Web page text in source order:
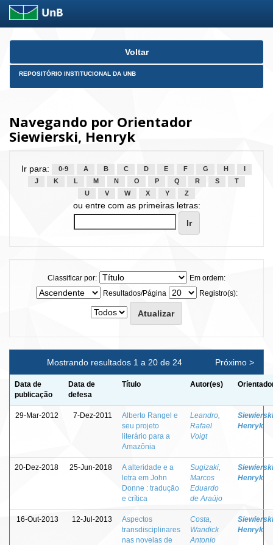
Skip
Voltar
REPOSITÓRIO INSTITUCIONAL DA UNB
Navegando por Orientador
Siewierski, Henryk
Ir para: 0-9 A B C D E F G H
J
K L M N O P Q R S
T
U
V W X Y Z
ou entre com as primeiras letras:
Classificar por:
Em ordem:
Resultados/Página
Registro(s):
Mostrando resultados 1 a 20 de 24 Próximo >
Data de
publicação
Data de
defesa
Título Autor(es)
29-Mar-2012 7-Dez-2011
Alberto Rangel e
seu projeto
literário para a
Amazônia
Leandro,
Rafael
Voigt
Henryk
20-Dez-2018 25-Jun-2018
A alteridade e a
letra em John
Donne : traduçāo
e crítica
Sugizaki,
Marcos
Eduardo
de Araújo
Henryk
16-Out-2013 12-Jul-2013
Aspectos
transdisciplinares
nas novelas de
Costa,
Wandick
Antonio
Henryk